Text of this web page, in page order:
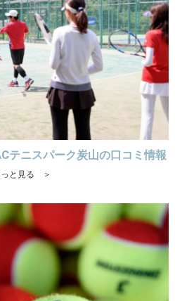
テニスパーク炭山の口コミ情報
っと見る ＞